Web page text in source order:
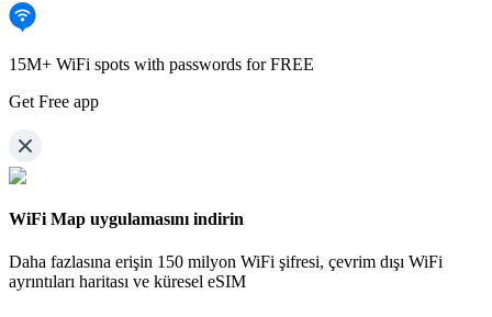
15M+ WiFi spots with passwords for FREE
Get Free app
WiFi Map uygulamasını indirin
Daha fazlasına erişin 150 milyon WiFi şifresi, çevrim dışı WiFi
ayrıntıları haritası ve küresel eSIM